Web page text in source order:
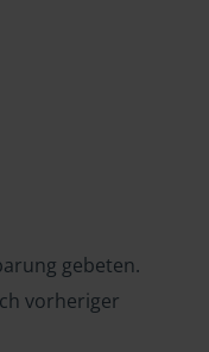
gebeten.
vorheriger